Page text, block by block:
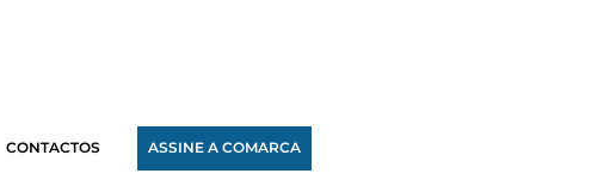
CONTACTOS ASSINE A COMARCA